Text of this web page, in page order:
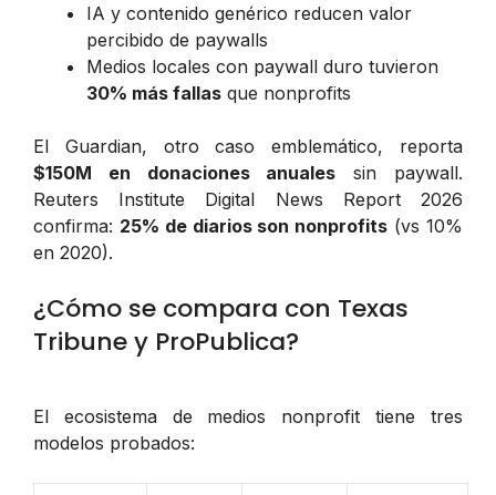
IA y contenido genérico reducen valor
percibido de paywalls
Medios locales con paywall duro tuvieron
30% más fallas que nonprofits
El Guardian, otro caso emblemático, reporta
$150M en donaciones anuales sin paywall.
Reuters Institute Digital News Report 2026
confirma: 25% de diarios son nonprofits (vs 10%
en 2020).
¿Cómo se compara con Texas
Tribune y ProPublica?
El ecosistema de medios nonprofit tiene tres
modelos probados: